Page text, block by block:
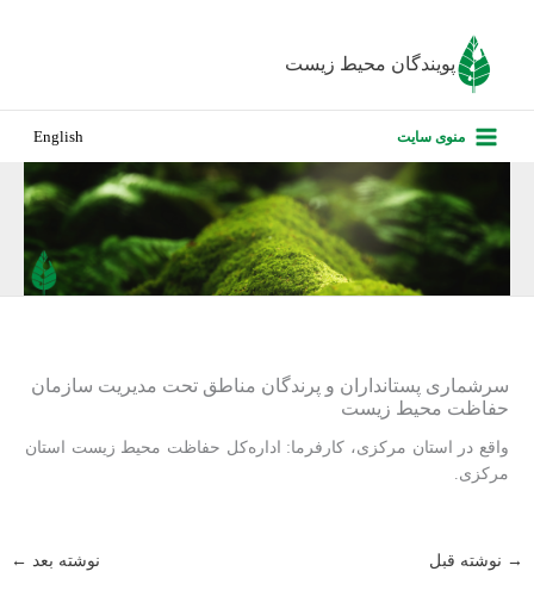
پویندگان محیط زیست
منوی سایت English
سرشماری پستانداران و پرندگان مناطق تحت مدیریت سازمان
حفاظت محیط زیست
واقع در استان مرکزی، کارفرما: اداره‌کل حفاظت محیط زیست استان
مرکزی.
→ نوشته قبل نوشته بعد ←
درباره ما
پروژه‌های
تماس با ما